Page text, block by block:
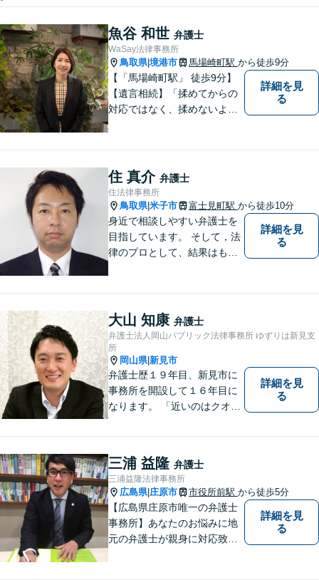
魚谷 和世 弁護士
WaSay法律事務所
鳥取県|境港市 馬場崎町駅 から徒歩9分
【「馬場崎町駅」 徒歩9分】
【遺言相続】「揉めてからの
対応ではなく、揉めないよう
決を目指します。 どんな些細
なことでもお気軽にご相談く
ださい。【弁護士歴15年以
上】
詳細を見
る
住 真介 弁護士
住法律事務所
鳥取県|米子市 富士見町駅 から徒歩10分
身近で相談しやすい弁護士を
目指しています。 そして，法
律のプロとして、結果はもち
依頼者様の心を理解し，寄り
添いながら問題い解決のサポ
ートを心がけています。
詳細を見
る
大山 知康 弁護士
弁護士法人岡山パブリック法律事務所 ゆずりは新見支
所
岡山県|新見市
弁護士歴１９年目、新見市に
事務所を開設して１６年目に
なります。 「近いのはクオリ
皆さまに距離的にも精神的に
も「近い」法律事務所となれ
るよう職員一同頑張っていま
す。 お気軽にお問い合わせく
ださい。
詳細を見
る
三浦 益隆 弁護士
三浦益隆法律事務所
広島県| 庄原市 市役所前駅 から徒歩5分
【広島県庄原市唯一の弁護士
事務所】あなたのお悩みに地
元の弁護士が親身に対応致し
詳細を見
る